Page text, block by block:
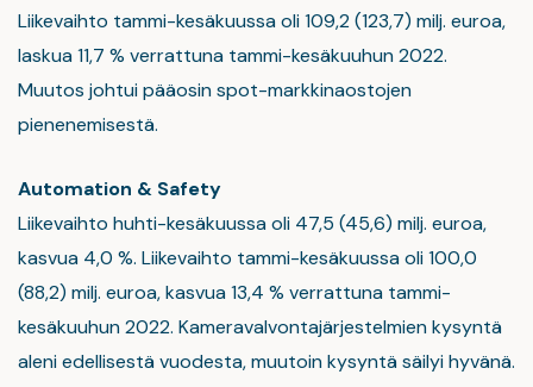
Liikevaihto tammi-kesäkuussa oli 109,2 (123,7) milj. euroa,
laskua 11,7 % verrattuna tammi-kesäkuuhun 2022.
Muutos johtui pääosin spot-markkinaostojen
pienenemisestä.
Automation & Safety
Liikevaihto huhti-kesäkuussa oli 47,5 (45,6) milj. euroa,
kasvua 4,0 %. Liikevaihto tammi-kesäkuussa oli 100,0
(88,2) milj. euroa, kasvua 13,4 % verrattuna tammi-
kesäkuuhun 2022. Kameravalvontajärjestelmien kysyntä
aleni edellisestä vuodesta, muutoin kysyntä säilyi hyvänä.